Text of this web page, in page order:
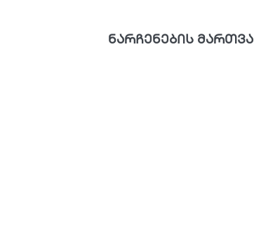
ნარჩენების მართვა